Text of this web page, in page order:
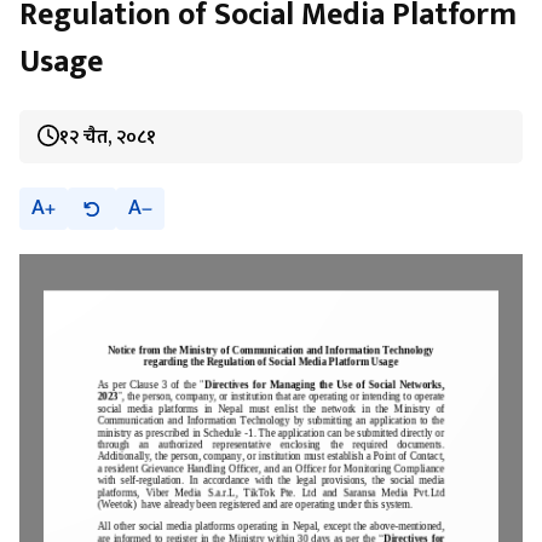
Regulation of Social Media Platform
Usage
१२ चैत, २०८१
A A